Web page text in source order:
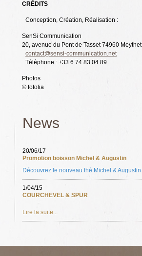
CRÉDITS
Conception, Création, Réalisation :
SenSi Communication
20, avenue du Pont de Tasset 74960 Meythet
contact@sensi-communication.net
Téléphone : +33 6 74 83 04 89
Photos
© fotolia
News
20/06/17
Promotion boisson Michel & Augustin
Découvrez le nouveau thé Michel & Augustin
1/04/15
COURCHEVEL & SPUR
Lire la suite...